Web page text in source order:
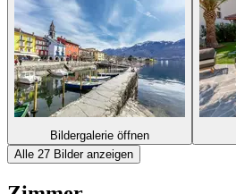
Bildergalerie öffnen
Alle 27 Bilder anzeigen